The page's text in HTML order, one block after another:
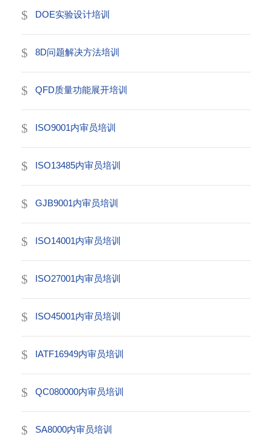
DOE实验设计培训
8D问题解决方法培训
QFD质量功能展开培训
ISO9001内审员培训
ISO13485内审员培训
GJB9001内审员培训
ISO14001内审员培训
ISO27001内审员培训
ISO45001内审员培训
IATF16949内审员培训
QC080000内审员培训
SA8000内审员培训